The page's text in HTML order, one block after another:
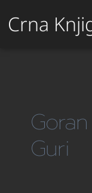
Crna
Guri